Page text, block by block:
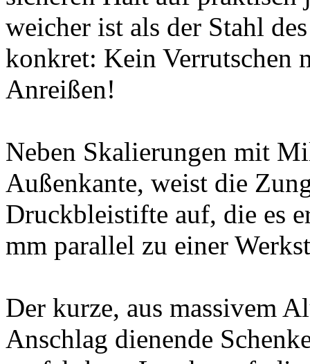
weicher ist als der Stahl
konkret: Kein Verrutschen
Anreißen!
Neben Skalierungen mit
Außenkante, weist die
Druckbleistifte auf, die es
mm parallel zu einer
Der kurze, aus massivem
Anschlag dienende